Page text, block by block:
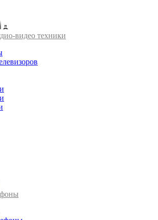
видео техники